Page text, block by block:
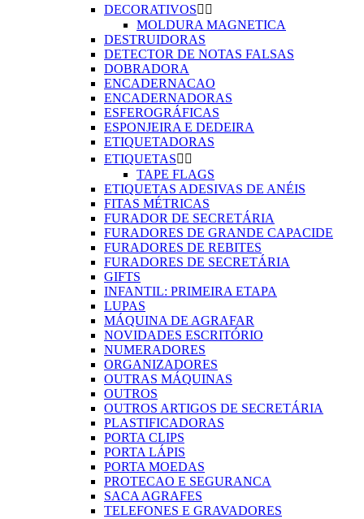
DECORATIVOS 
MOLDURA MAGNETICA
DESTRUIDORAS
DETECTOR DE NOTAS FALSAS
DOBRADORA
ENCADERNACAO
ENCADERNADORAS
ESFEROGRÁFICAS
ESPONJEIRA E DEDEIRA
ETIQUETADORAS
ETIQUETAS 
TAPE FLAGS
ETIQUETAS ADESIVAS DE ANÉIS
FITAS MÉTRICAS
FURADOR DE SECRETÁRIA
FURADORES DE GRANDE CAPACIDE
FURADORES DE REBITES
FURADORES DE SECRETÁRIA
GIFTS
INFANTIL: PRIMEIRA ETAPA
LUPAS
MÁQUINA DE AGRAFAR
NOVIDADES ESCRITÓRIO
NUMERADORES
ORGANIZADORES
OUTRAS MÁQUINAS
OUTROS
OUTROS ARTIGOS DE SECRETÁRIA
PLASTIFICADORAS
PORTA CLIPS
PORTA LÁPIS
PORTA MOEDAS
PROTECAO E SEGURANCA
SACA AGRAFES
TELEFONES E GRAVADORES